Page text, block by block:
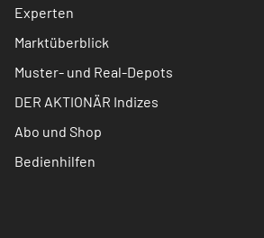
Experten
Marktüberblick
Muster- und Real-Depots
DER AKTIONÄR Indizes
Abo und Shop
Bedienhilfen